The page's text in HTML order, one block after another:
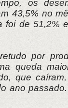
os
43,5% no
foi de 51,2%
por
queda
que
ano